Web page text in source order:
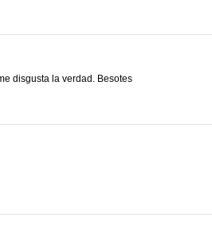
disgusta la verdad. Besotes